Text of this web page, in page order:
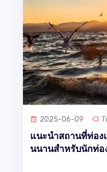
2025-06-09
แนะนำสถานที่ท่อง
นนานสำหรับนักท่อ